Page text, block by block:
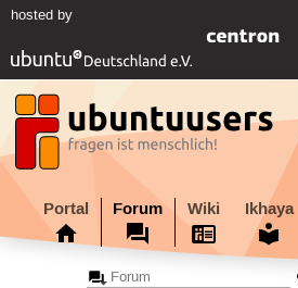
hosted by
Portal Forum Wiki Ikhaya